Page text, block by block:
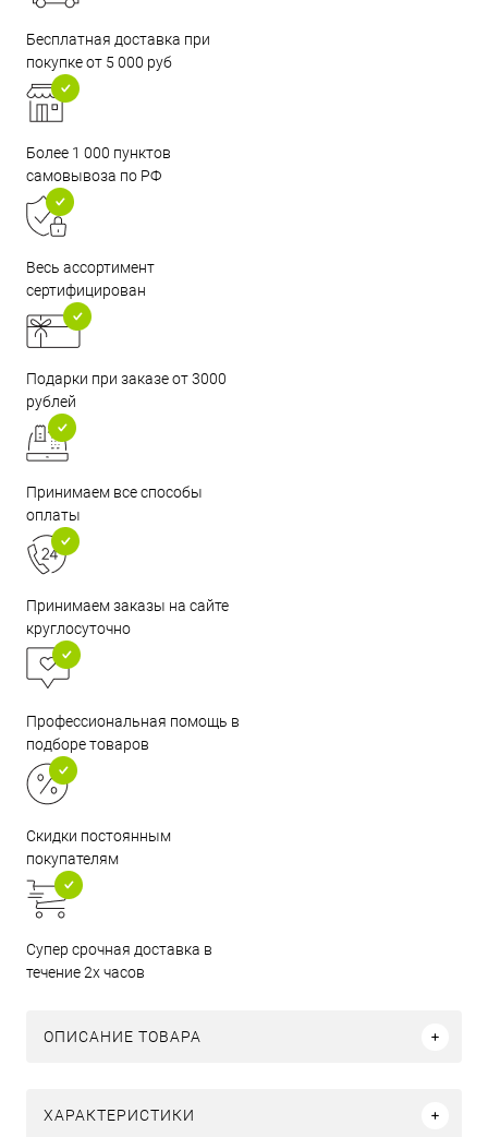
Бесплатная доставка при
покупке от 5 000 руб
Более 1 000 пунктов
самовывоза по РФ
Весь ассортимент
сертифицирован
Подарки при заказе от 3000
рублей
Принимаем все способы
оплаты
Принимаем заказы на сайте
круглосуточно
Профессиональная помощь в
подборе товаров
Скидки постоянным
покупателям
Супер срочная доставка в
течение 2х часов
ОПИСАНИЕ ТОВАРА
ХАРАКТЕРИСТИКИ